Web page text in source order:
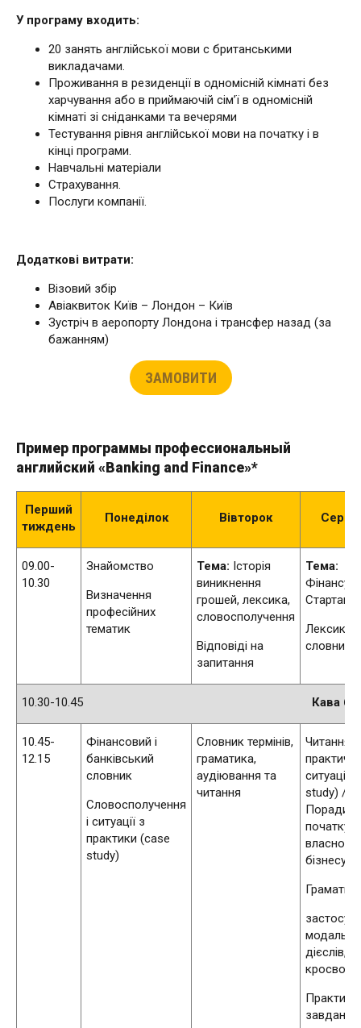
У програму входить:
20 занять англійської мови c британськими
викладачами.
Проживання в резиденції в одномісній кімнаті без
харчування або в приймаючій сім’ї в одномісній
кімнаті зі сніданками та вечерями
Тестування рівня англійської мови на початку і в
кінці програми.
Навчальні матеріали
Страхування.
Послуги компанії.
Додаткові витрати:
Візовий збір
Авіаквиток Київ – Лондон – Київ
Зустріч в аеропорту Лондона і трансфер назад (за
бажанням)
ЗАМОВИТИ
Пример программы профессиональный
английский «Banking and Finance»*
Перший
тиждень
Понеділок Вівторок
09.00-
10.30
Знайомство
Визначення
професійних
тематик
Тема: Історія
виникнення
грошей, лексика,
словосполучення
Відповіді на
запитання
Тема:
Стартапів
Лексика,
словник
10.30-10.45 Кава
10.45-
12.15
Фінансовий і
банківський
словник
Словосполучення
і ситуації з
практики (case
study)
Словник термінів,
граматика,
аудіювання та
читання
Читання і
практичні
ситуації
study) /
Поради
початку
власного
бізнесу
дієслів,
завдання: